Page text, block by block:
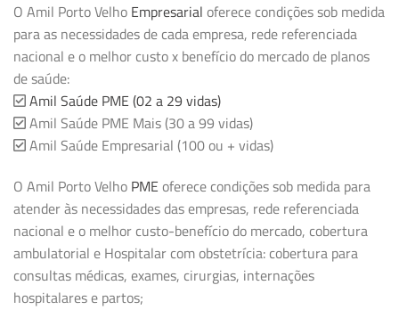
O Amil Porto Velho Empresarial oferece condições sob medida
para as necessidades de cada empresa, rede referenciada
nacional e o melhor custo x benefício do mercado de planos
de saúde:
Amil Saúde PME (02 a 29 vidas)
Amil Saúde PME Mais (30 a 99 vidas)
Amil Saúde Empresarial (100 ou + vidas)
O Amil Porto Velho PME oferece condições sob medida para
atender às necessidades das empresas, rede referenciada
nacional e o melhor custo-benefício do mercado, cobertura
ambulatorial e Hospitalar com obstetrícia: cobertura para
consultas médicas, exames, cirurgias, internações
hospitalares e partos;